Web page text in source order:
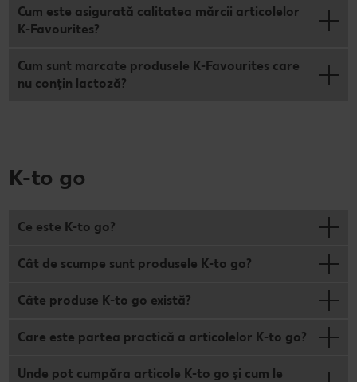
Cum este asigurată calitatea mărcii articolelor
K-Favourites?
Cum sunt marcate produsele K-Favourites care
nu conțin lactoză?
K-to go
Ce este K-to go?
Cât de scumpe sunt produsele K-to go?
Câte produse K-to go există?
Care este partea practică a articolelor K-to go?
Unde pot cumpăra articole K-to go și cum le